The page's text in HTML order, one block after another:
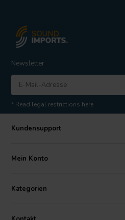
Newsletter
* Read legal restrictions here
Kundensupport
Mein Konto
Kategorien